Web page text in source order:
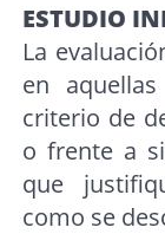
ESTUDIO
La
en
criterio de
o frente a
que
como se